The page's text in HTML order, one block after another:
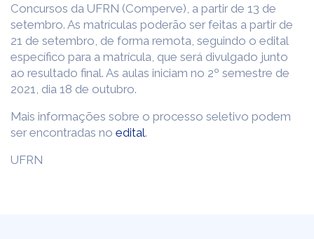
Concursos da UFRN (Comperve), a partir de 13 de
setembro. As matrículas poderão ser feitas a partir de
21 de setembro, de forma remota, seguindo o edital
específico para a matrícula, que será divulgado junto
ao resultado final. As aulas iniciam no 2º semestre de
2021, dia 18 de outubro.
Mais informações sobre o processo seletivo podem
ser encontradas no edital.
UFRN